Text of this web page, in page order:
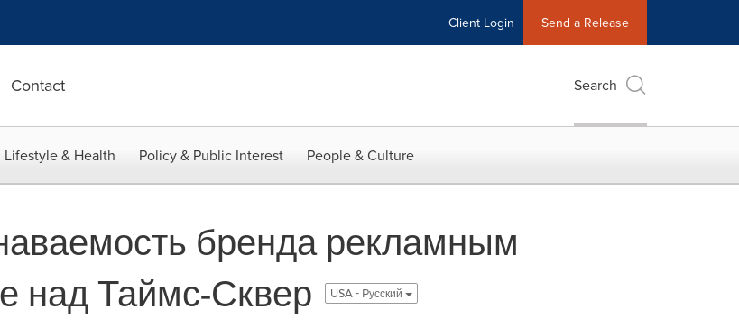
Client Login Send a Release
Contact Search
Lifestyle & Health Policy & Public Interest People & Culture
бренда рекламным
над Таймс-Сквер
USA - Pусский